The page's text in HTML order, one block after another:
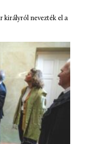
királyról nevezték el a